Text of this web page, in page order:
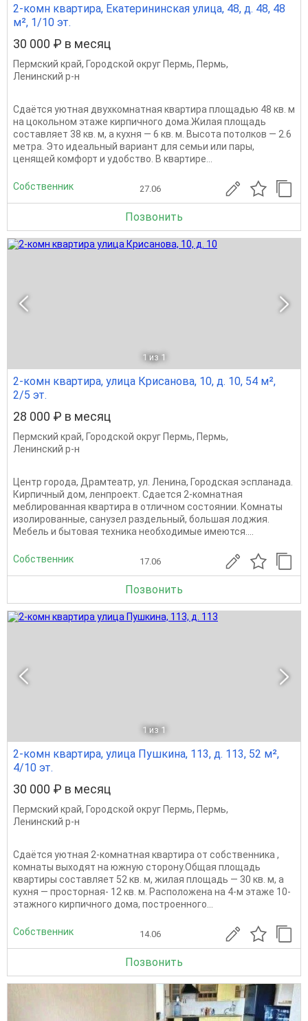
2-комн квартира, Екатерининская улица, 48, д. 48, 48
м², 1/10 эт.
30 000 ₽ в месяц
Пермский край, Городской округ Пермь, Пермь,
Ленинский р-н
Сдаётся уютная двухкомнатная квартира площадью 48 кв. м
на цокольном этаже кирпичного дома.Жилая площадь
составляет 38 кв. м, а кухня — 6 кв. м. Высота потолков — 2.6
метра. Это идеальный вариант для семьи или пары,
ценящей комфорт и удобство. В квартире...
Собственник 27.06
Позвонить
1 из 1
2-комн квартира, улица Крисанова, 10, д. 10, 54 м²,
2/5 эт.
28 000 ₽ в месяц
Пермский край, Городской округ Пермь, Пермь,
Ленинский р-н
Центр города, Драмтеатр, ул. Ленина, Городская эспланада.
Кирпичный дом, ленпроект. Сдается 2-комнатная
меблированная квартира в отличном состоянии. Комнаты
изолированные, санузел раздельный, большая лоджия.
Мебель и бытовая техника необходимые имеются....
Собственник 17.06
Позвонить
1 из 1
2-комн квартира, улица Пушкина, 113, д. 113, 52 м²,
4/10 эт.
30 000 ₽ в месяц
Пермский край, Городской округ Пермь, Пермь,
Ленинский р-н
Сдаётся уютная 2-комнатная квартира от собственника ,
комнаты выходят на южную сторону.Общая площадь
квартиры составляет 52 кв. м, жилая площадь — 30 кв. м, а
кухня — просторная- 12 кв. м. Расположена на 4-м этаже 10-
этажного кирпичного дома, построенного...
Собственник 14.06
Позвонить